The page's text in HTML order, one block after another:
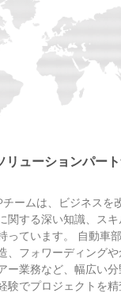
リューションパー
ームは、ビジネスを
関する深い知識、スキ
っています。 自動車
、フォワーディングや
ー業務など、幅広い分
験でプロジェクトを精